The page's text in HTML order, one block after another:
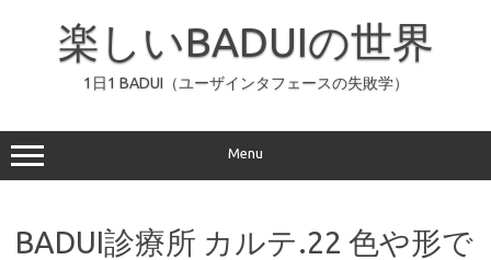
ッ
プ
楽しいBADUIの世界
1日1 BADUI（ユーザインタフェースの失敗学）
Menu
BADUI診療所 カルテ.22 色や形で